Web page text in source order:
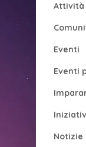
Attività
Eventi
Eventi
Notizie